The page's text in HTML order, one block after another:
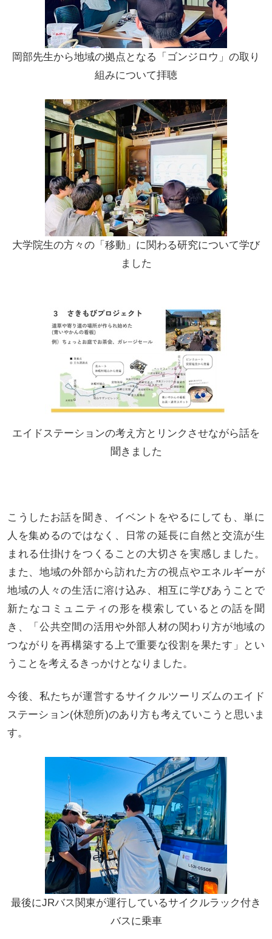
岡部先生から地域の拠点となる「ゴンジロウ」の取り
組みについて拝聴
大学院生の方々の「移動」に関わる研究について学び
ました
エイドステーションの考え方とリンクさせながら話を
聞きました
こうしたお話を聞き、イベントをやるにしても、単に
人を集めるのではなく、日常の延長に自然と交流が生
まれる仕掛けをつくることの大切さを実感しました。
また、地域の外部から訪れた方の視点やエネルギーが
地域の人々の生活に溶け込み、相互に学びあうことで
新たなコミュニティの形を模索しているとの話を聞
き、「公共空間の活用や外部人材の関わり方が地域の
つながりを再構築する上で重要な役割を果たす」とい
うことを考えるきっかけとなりました。
今後、私たちが運営するサイクルツーリズムのエイド
ステーション(休憩所)のあり方も考えていこうと思いま
す。
最後にJRバス関東が運行しているサイクルラック付き
バスに乗車